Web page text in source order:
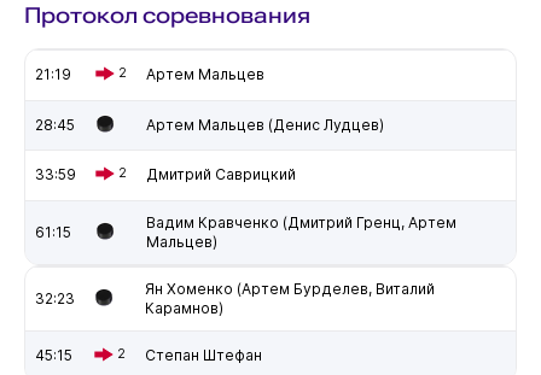
Протокол соревнования
21:19 2 Артем Мальцев
28:45 Артем Мальцев (Денис Лудцев)
33:59 2 Дмитрий Саврицкий
61:15
Вадим Кравченко (Дмитрий Гренц, Артем
Мальцев)
32:23
Ян Хоменко (Артем Бурделев, Виталий
Карамнов)
45:15 2 Степан Штефан